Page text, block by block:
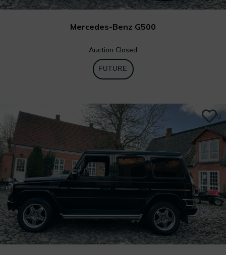
Mercedes-Benz G500
Auction Closed
FUTURE
0